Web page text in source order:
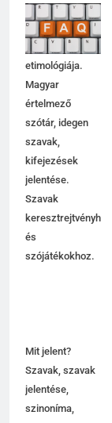
jelentése,
magyarázata,
használata,
etimológiája.
Magyar
értelmező
szótár, idegen
szavak,
kifejezések
jelentése.
Szavak
keresztrejtvényhez
és
szójátékokhoz.
Mit jelent?
Szavak, szavak
jelentése,
szinoníma,